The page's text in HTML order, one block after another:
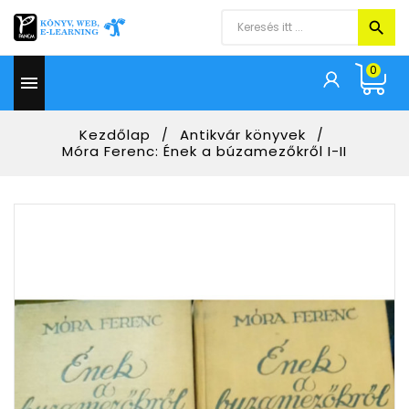

0
Kezdőlap
Antikvár könyvek
Móra Ferenc: Ének a búzamezőkről I-II